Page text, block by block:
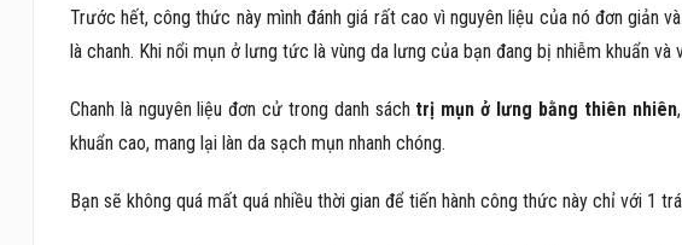
Trước hết, công thức này mình đánh giá rất cao vì nguyên liệu của nó đơn giản
là chanh. Khi nổi mụn ở lưng tức là vùng da lưng của bạn đang bị nhiễm khuẩn
Chanh là nguyên liệu đơn cử trong danh sách trị mụn ở lưng bằng thiên nhiên
khuẩn cao, mang lại làn da sạch mụn nhanh chóng.
Bạn sẽ không quá mất quá nhiều thời gian để tiến hành công thức này chỉ với 1